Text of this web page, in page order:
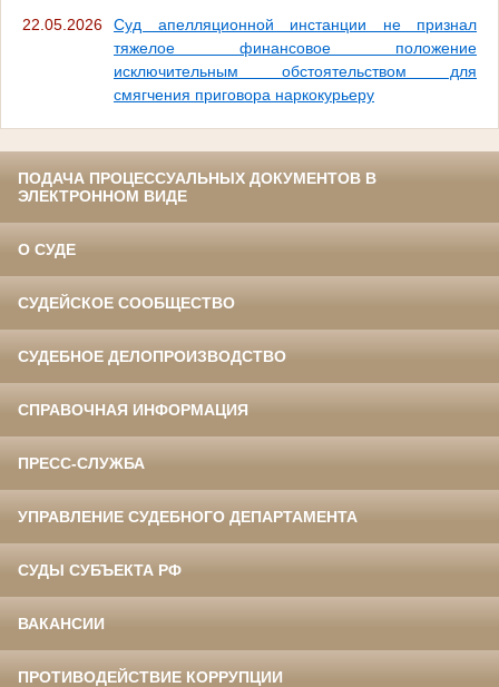
22.05.2026
Суд апелляционной инстанции не признал
тяжелое финансовое положение
исключительным обстоятельством для
смягчения приговора наркокурьеру
ПОДАЧА ПРОЦЕССУАЛЬНЫХ ДОКУМЕНТОВ В
ЭЛЕКТРОННОМ ВИДЕ
О СУДЕ
СУДЕЙСКОЕ СООБЩЕСТВО
СУДЕБНОЕ ДЕЛОПРОИЗВОДСТВО
СПРАВОЧНАЯ ИНФОРМАЦИЯ
ПРЕСС-СЛУЖБА
УПРАВЛЕНИЕ СУДЕБНОГО ДЕПАРТАМЕНТА
СУДЫ СУБЪЕКТА РФ
ВАКАНСИИ
ПРОТИВОДЕЙСТВИЕ КОРРУПЦИИ